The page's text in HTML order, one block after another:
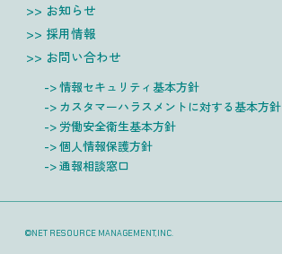
お知らせ
採用情報
お問い合わせ
情報セキュリティ基本方針
カスタマーハラスメントに対する基本方針
労働安全衛生基本方針
個人情報保護方針
通報相談窓口
©NET RESOURCE MANAGEMENT,INC.